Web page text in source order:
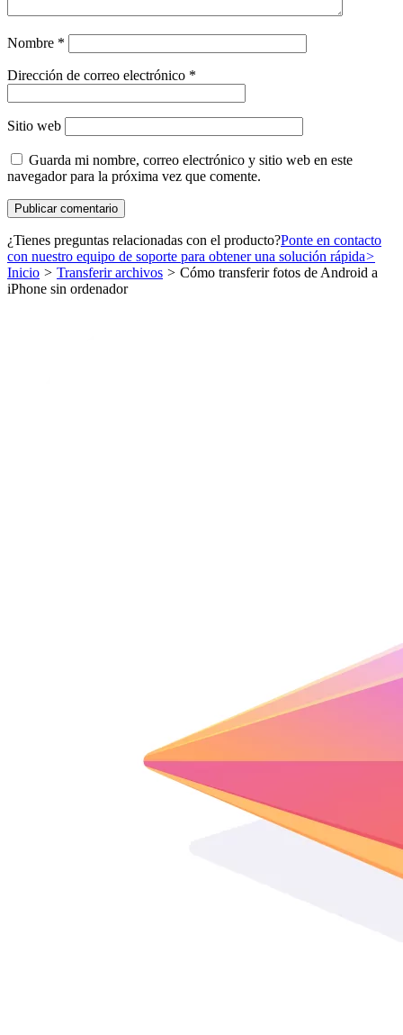
Nombre *
Dirección de correo electrónico *
Sitio web
Guarda mi nombre, correo electrónico y sitio web en este
navegador para la próxima vez que comente.
¿Tienes preguntas relacionadas con el producto?Ponte en contacto
con nuestro equipo de soporte para obtener una solución rápida>
Inicio > Transferir archivos > Cómo transferir fotos de Android a
iPhone sin ordenador